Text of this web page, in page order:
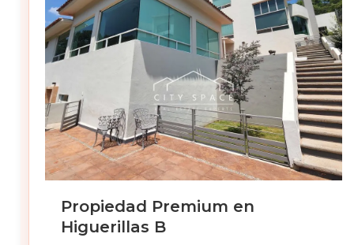
Propiedad Premium en
Higuerillas B